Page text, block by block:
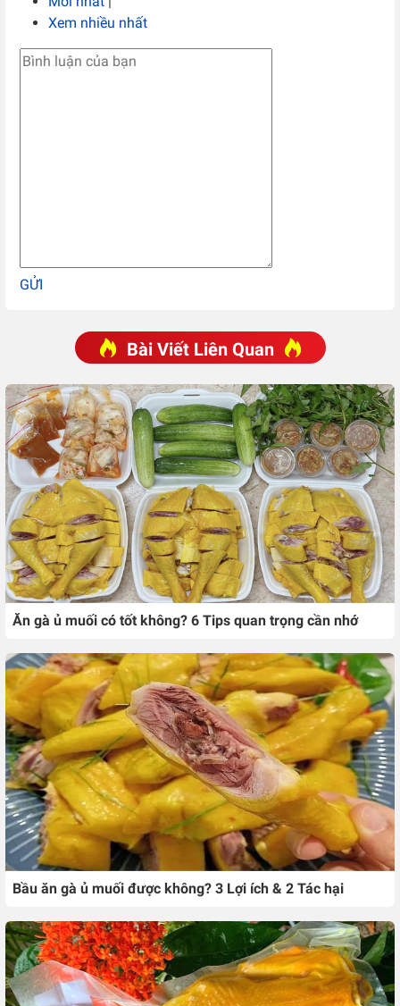
Xem nhiều nhất
GỬI
Bài Viết Liên Quan
Ăn gà ủ muối có tốt không? 6 Tips quan trọng cần nhớ
Bầu ăn gà ủ muối được không? 3 Lợi ích & 2 Tác hại